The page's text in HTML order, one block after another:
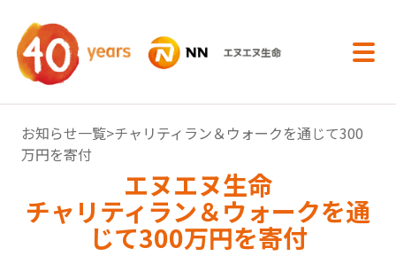
お知らせ一覧>チャリティラン＆ウォークを通じて300
万円を寄付
エヌエヌ生命
チャリティラン＆ウォークを通
じて300万円を寄付